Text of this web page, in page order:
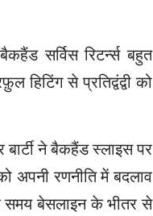
सर्विस रिटर्न्स बहुत
से प्रतिद्वंद्वी को
ने बैकहैंड स्लाइस पर
अपनी रणनीति में बदलाव
समय बेसलाइन के भीतर से